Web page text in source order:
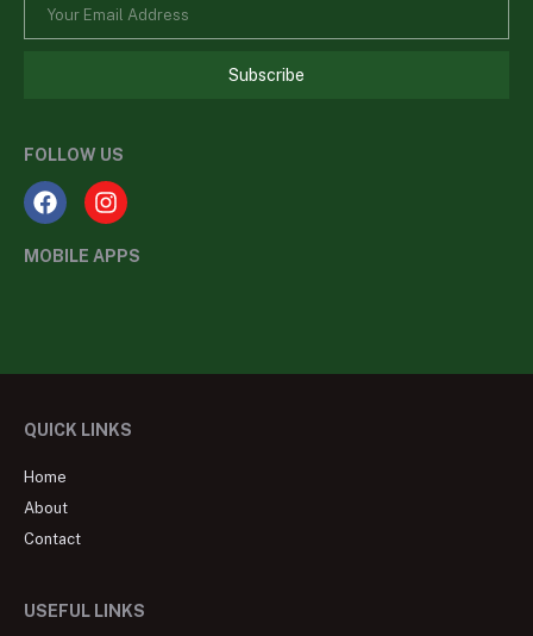
Subscribe
FOLLOW US
MOBILE APPS
QUICK LINKS
Home
About
Contact
USEFUL LINKS